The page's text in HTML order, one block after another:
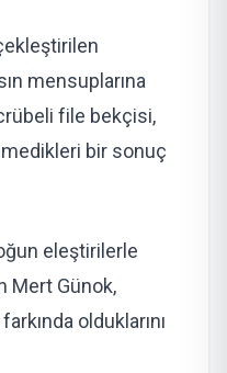
mensuplarına
file bekçisi,
bir sonuç
eleştirilerle
Mert Günok,
olduklarını